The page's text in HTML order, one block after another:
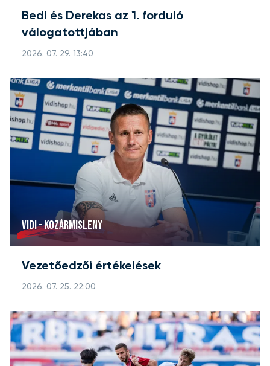
Bedi és Derekas az 1. forduló
válogatottjában
2026. 07. 29. 13:40
VIDI - KOZÁRMISLENY
Vezetőedzői értékelések
2026. 07. 25. 22:00